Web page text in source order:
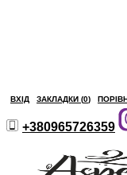
ВХІД ЗАКЛАДКИ (0)
+380965726359